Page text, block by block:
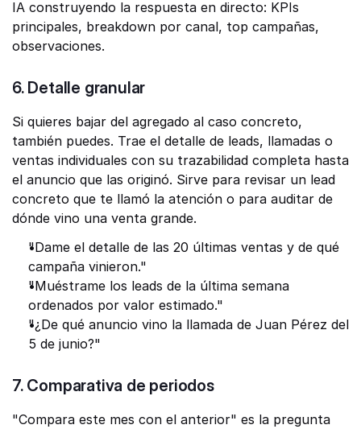
IA construyendo la respuesta en directo: KPIs
principales, breakdown por canal, top campañas,
observaciones.
6. Detalle granular
Si quieres bajar del agregado al caso concreto,
también puedes. Trae el detalle de leads, llamadas o
ventas individuales con su trazabilidad completa hasta
el anuncio que las originó. Sirve para revisar un lead
concreto que te llamó la atención o para auditar de
dónde vino una venta grande.
"Dame el detalle de las 20 últimas ventas y de qué
campaña vinieron."
"Muéstrame los leads de la última semana
ordenados por valor estimado."
"¿De qué anuncio vino la llamada de Juan Pérez del
5 de junio?"
7. Comparativa de periodos
"Compara este mes con el anterior" es la pregunta